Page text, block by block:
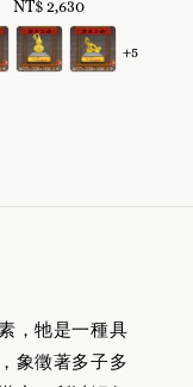
Regular
price
NT$ 2,630
+5
，牠是一種具
象徵著多子多